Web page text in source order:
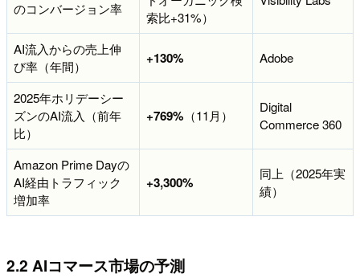
のコンバージョン率
索比+31%）
AI流入からの売上伸
び率（年間）
+130% Adobe
2025年ホリデーシー
ズンのAI流入（前年
比）
+769% （11月）
Digital
Commerce 360
Amazon Prime Dayの
AI経由トラフィック
増加率
+3,300%
同上（2025年実
績）
2.2 AIコマース市場の予測